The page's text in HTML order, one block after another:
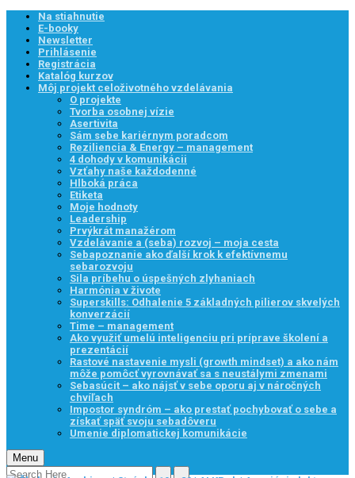
Na stiahnutie
E-booky
Newsletter
Prihlásenie
Registrácia
Katalóg kurzov
Môj projekt celoživotného vzdelávania
O projekte
Tvorba osobnej vízie
Asertivita
Sám sebe kariérnym poradcom
Reziliencia & Energy – management
4 dohody v komunikácii
Vzťahy naše každodenné
Hlboká práca
Etiketa
Moje hodnoty
Leadership
Prvýkrát manažérom
Vzdelávanie a (seba) rozvoj – moja cesta
Sebapoznanie ako ďalší krok k efektívnemu
sebarozvoju
Sila príbehu o úspešných zlyhaniach
Harmónia v živote
Superskills: Odhalenie 5 základných pilierov skvelých
konverzácií
Time – management
Ako využiť umelú inteligenciu pri príprave školení a
prezentácií
Rastové nastavenie mysli (growth mindset) a ako nám
môže pomôcť vyrovnávať sa s neustálymi zmenami
Sebasúcit – ako nájsť v sebe oporu aj v náročných
chvíľach
Impostor syndróm – ako prestať pochybovať o sebe a
získať späť svoju sebadôveru
Umenie diplomatickej komunikácie
Menu